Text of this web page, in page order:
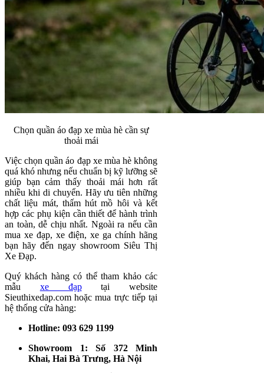
Chọn quần áo đạp xe mùa hè cần sự
thoải mái
Việc chọn quần áo đạp xe mùa hè không
quá khó nhưng nếu chuẩn bị kỹ lưỡng sẽ
giúp bạn cảm thấy thoải mái hơn rất
nhiều khi di chuyển. Hãy ưu tiên những
chất liệu mát, thấm hút mồ hôi và kết
hợp các phụ kiện cần thiết để hành trình
an toàn, dễ chịu nhất. Ngoài ra nếu cần
mua xe đạp, xe điện, xe ga chính hãng
bạn hãy đến ngay showroom Siêu Thị
Xe Đạp.
Quý khách hàng có thể tham khảo các
mẫu xe đạptại website
Sieuthixedap.com hoặc mua trực tiếp tại
hệ thống cửa hàng:
Hotline: 093 629 1199
Showroom 1: Số 372 Minh
Khai, Hai Bà Trưng, Hà Nội